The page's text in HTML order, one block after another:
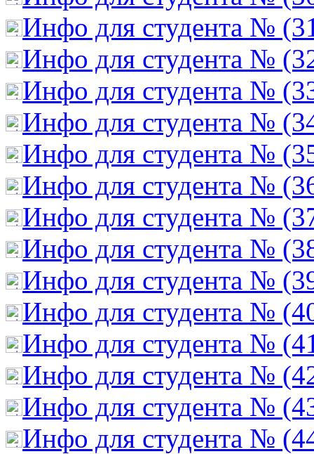
Инфо для студента №
Инфо для студента №
Инфо для студента №
Инфо для студента №
Инфо для студента №
Инфо для студента №
Инфо для студента №
Инфо для студента №
Инфо для студента №
Инфо для студента №
Инфо для студента №
Инфо для студента №
Инфо для студента №
Инфо для студента №